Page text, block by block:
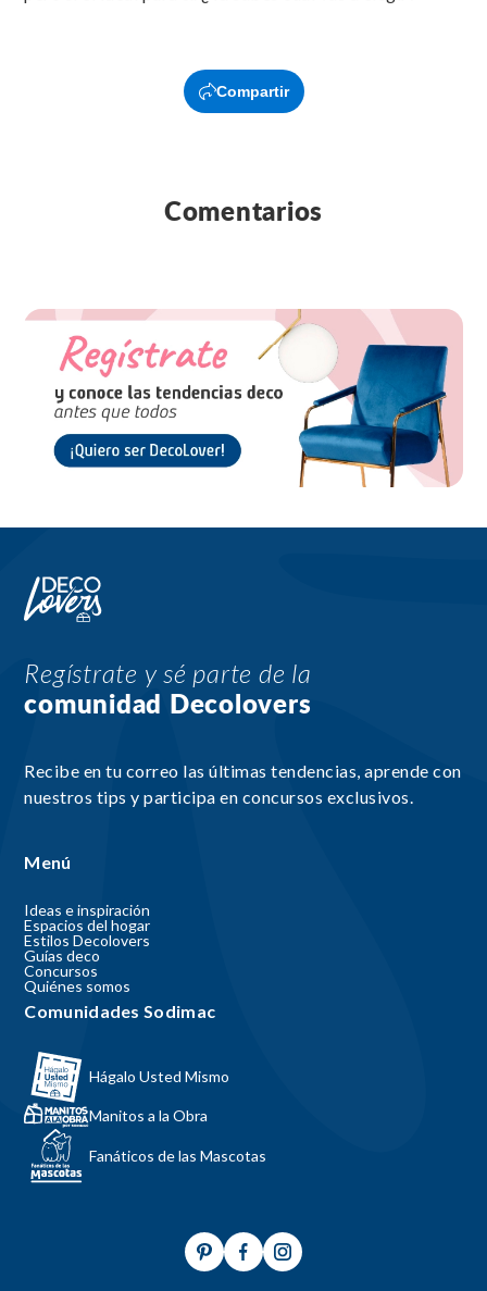
Compartir
Comentarios
Regístrate y sé parte de la
comunidad Decolovers
Recibe en tu correo las últimas tendencias, aprende con
nuestros tips y participa en concursos exclusivos.
Menú
Ideas e inspiración
Espacios del hogar
Estilos Decolovers
Guías deco
Concursos
Quiénes somos
Comunidades Sodimac
Hágalo Usted Mismo
Manitos a la Obra
Fanáticos de las Mascotas